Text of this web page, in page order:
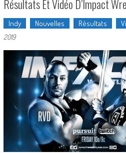
Résultats Et Vidéo D’Impact
Indy Nouvelles Résultats
2019